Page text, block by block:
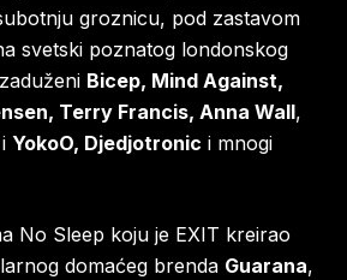
groznicu, pod zastavom
svetski poznatog londonskog
Bicep, Mind Against,
Terry Francis, Anna Wall,
YokoO, Djedjotronic i mnogi
No Sleep koju je EXIT kreirao
domaćeg brenda Guarana,